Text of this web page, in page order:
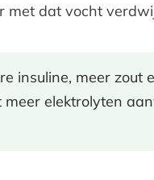
dat vocht
insuline, meer zout
elektrolyten